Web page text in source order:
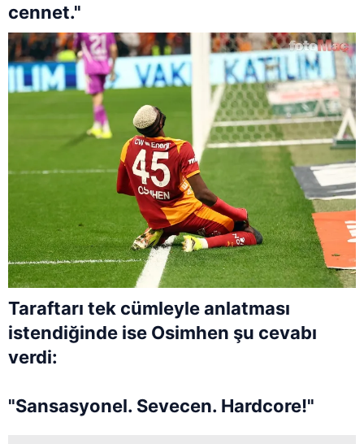
cennet."
Taraftarı tek cümleyle anlatması
istendiğinde ise Osimhen şu cevabı
verdi:
"Sansasyonel. Sevecen. Hardcore!"